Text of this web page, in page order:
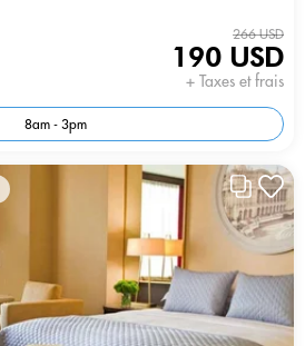
266 USD
190 USD
+ Taxes et frais
8am - 3pm